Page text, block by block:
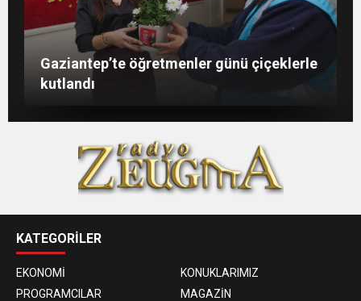
Konukoğlu: Türkiye ekonomisine 11 farklı
sektörde değer katıyoruz
Gaziantep’te öğretmenler günü çiçeklerle
kutlandı
GAÜN’de gri kod tatbikatı gerçeği
Şahin: “İstikbalimizi şekillendirecek olan
sizlersiniz”
KATEGORİLER
EKONOMİ
KONUKLARIMIZ
PROGRAMCILAR
MAGAZİN